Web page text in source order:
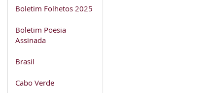
Boletim Folhetos 2025
Boletim Poesia
Assinada
Brasil
Cabo Verde